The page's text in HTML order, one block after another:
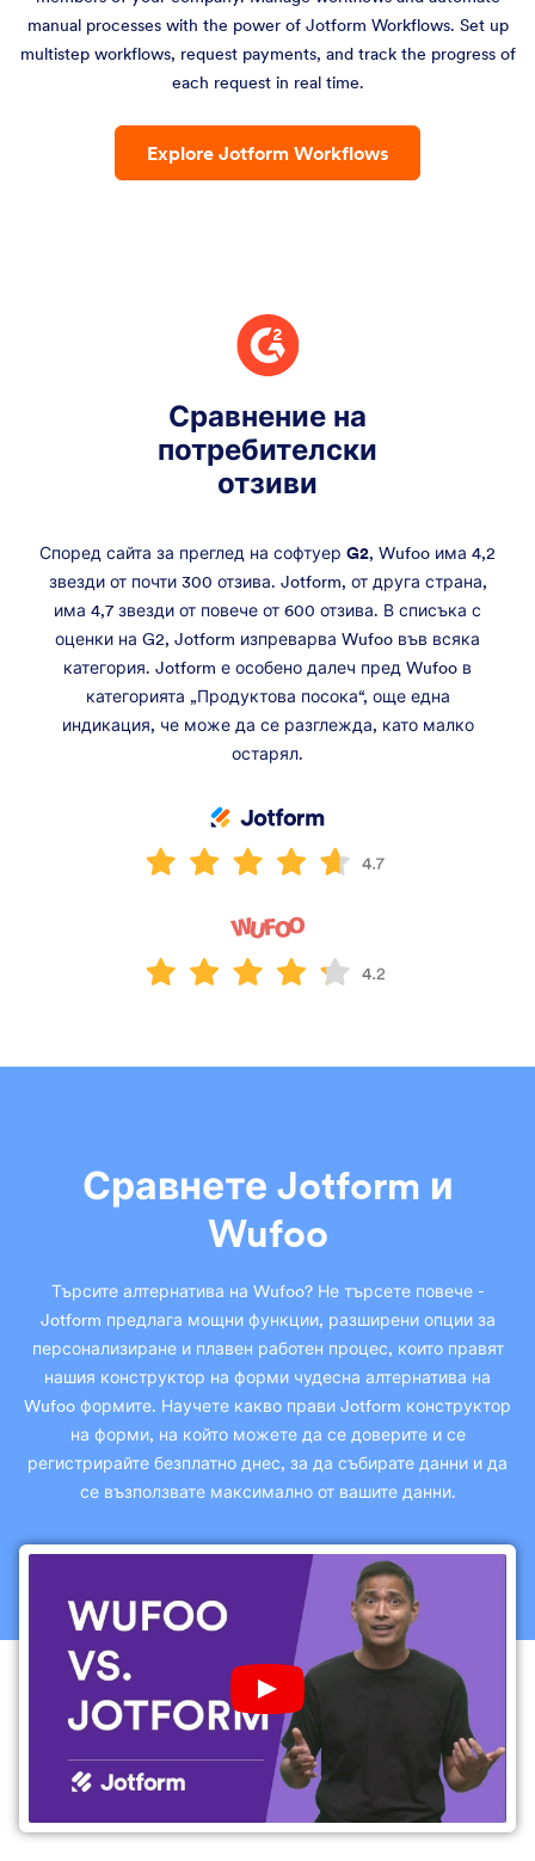
manual processes with the power of Jotform Workflows. Set up
multistep workflows, request payments, and track the progress of
each request in real time.
Explore Jotform Workflows
Сравнение на
потребителски
отзиви
Според сайта за преглед на софтуер G2, Wufoo има 4,2
звезди от почти 300 отзива. Jotform, от друга страна,
има 4,7 звезди от повече от 600 отзива. В списъка с
оценки на G2, Jotform изпреварва Wufoo във всяка
категория. Jotform е особено далеч пред Wufoo в
категорията „Продуктова посока“, още една
индикация, че може да се разглежда, като малко
остарял.
Сравнете Jotform и
Wufoo
Търсите алтернатива на Wufoo? Не търсете повече -
Jotform предлага мощни функции, разширени опции за
персонализиране и плавен работен процес, които правят
нашия конструктор на форми чудесна алтернатива на
Wufoo формите. Научете какво прави Jotform конструктор
на форми, на който можете да се доверите и се
регистрирайте безплатно днес, за да събирате данни и да
се възползвате максимално от вашите данни.
Play YouTube Video